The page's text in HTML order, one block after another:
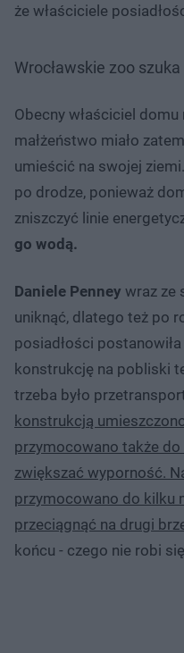
że właściciele
Wrocławskie zoo
Obecny właściciel domu
małżeństwo miało
umieścić na swojej
po drodze, ponieważ
zniszczyć linie
go wodą.
Daniele Penney wraz ze
uniknąć, dlatego też po
posiadłości
konstrukcję na pobliski
trzeba było
konstrukcją
przymocowano także do
zwiększać wyporność.
przymocowano do kilku
przeciągnąć na drugi
końcu - czego nie robi